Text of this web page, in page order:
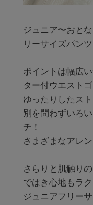
ジュニア〜おと
リーサイズパン
ポイントは幅広
ター付ウエストゴ
ゆったりしたス
別を問わずいろ
チ！
さまざまなアレ
さらりと肌触り
ではき心地もラク
ジュニアフリー